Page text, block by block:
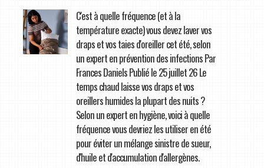
C'est à quelle fréquence (et à la
température exacte) vous devez laver vos
draps et vos taies d'oreiller cet été, selon
un expert en prévention des infections Par
Frances Daniels Publié le 25 juillet 26 Le
temps chaud laisse vos draps et vos
oreillers humides la plupart des nuits ?
Selon un expert en hygiène, voici à quelle
fréquence vous devriez les utiliser en été
pour éviter un mélange sinistre de sueur,
d'huile et d'accumulation d'allergènes.